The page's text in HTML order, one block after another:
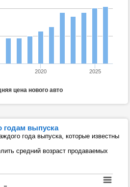
цена нового авто
2020 2025
годам выпуска
года выпуска, которые известны
средний возраст продаваемых